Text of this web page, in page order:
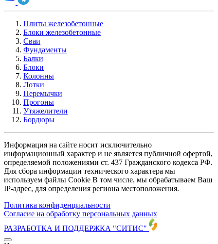
Плиты железобетонные
Блоки железобетонные
Сваи
Фундаменты
Балки
Блоки
Колонны
Лотки
Перемычки
Прогоны
Утяжелители
Бордюры
Информация на сайте носит исключительно
информационный характер и не является публичной офертой,
определяемой положениями ст. 437 Гражданского кодекса РФ.
Для сбора информации технического характера мы
используем файлы Cookie В том числе, мы обрабатываем Ваш
IP-адрес, для определения региона местоположения.
Политика конфиденциальности
Согласие на обработку персональных данных
РАЗРАБОТКА И ПОДДЕРЖКА "СИТИС"